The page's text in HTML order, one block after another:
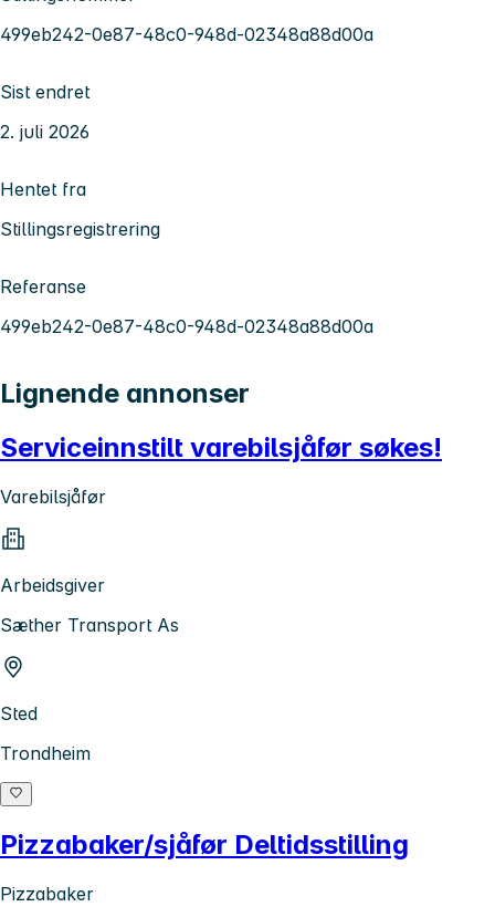
499eb242-0e87-48c0-948d-02348a88d00a
Sist endret
2. juli 2026
Hentet fra
Stillingsregistrering
Referanse
499eb242-0e87-48c0-948d-02348a88d00a
Lignende annonser
Serviceinnstilt varebilsjåfør søkes!
Varebilsjåfør
Arbeidsgiver
Sæther Transport As
Sted
Trondheim
Pizzabaker/sjåfør Deltidsstilling
Pizzabaker